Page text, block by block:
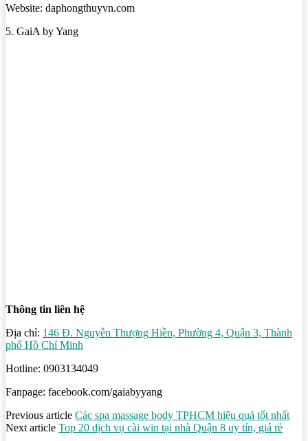
Website: daphongthuyvn.com
5. GaiA by Yang
Thông tin liên hệ
Địa chỉ: 146 Đ. Nguyễn Thượng Hiền, Phường 4, Quận 3, Thành
phố Hồ Chí Minh
Hotline: 0903134049
Fanpage: facebook.com/gaiabyyang
Previous article Các spa massage body TPHCM hiệu quả tốt nhất
Next article Top 20 dịch vụ cài win tại nhà Quận 8 uy tín, giá rẻ